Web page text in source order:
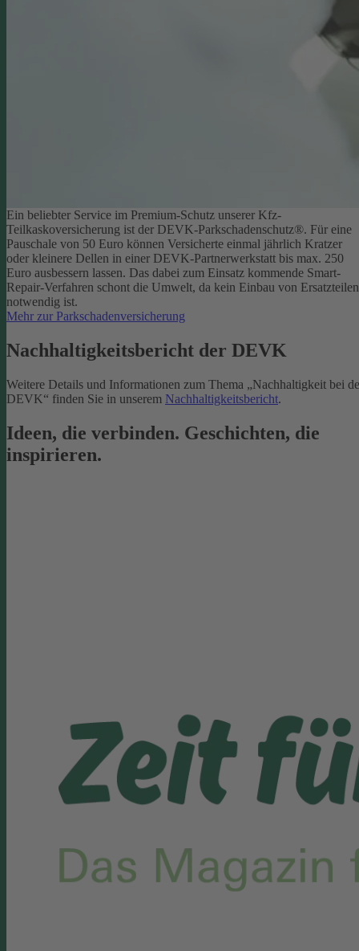
Ein beliebter Service im Premium-Schutz unserer Kfz-
Teilkaskoversicherung ist der DEVK-Parkschadenschutz®. Für eine
Pauschale von 50 Euro können Versicherte einmal jährlich Kratzer
oder kleinere Dellen in einer DEVK-Partnerwerkstatt bis max. 250
Euro ausbessern lassen. Das dabei zum Einsatz kommende Smart-
Repair-Verfahren schont die Umwelt, da kein Einbau von Ersatzteilen
notwendig ist.
Mehr zur Parkschadenversicherung
Nachhaltigkeitsbericht der DEVK
Weitere Details und Informationen zum Thema „Nachhaltigkeit bei
DEVK“ finden Sie in unserem Nachhaltigkeitsbericht.
Ideen, die verbinden. Geschichten, die
inspirieren.